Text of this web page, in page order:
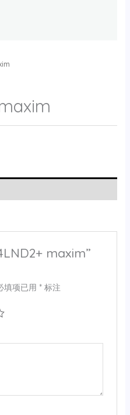
maxim”
填项已用 *标注